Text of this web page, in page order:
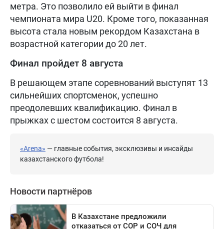
метра. Это позволило ей выйти в финал
чемпионата мира U20. Кроме того, показанная
высота стала новым рекордом Казахстана в
возрастной категории до 20 лет.
Финал пройдет 8 августа
В решающем этапе соревнований выступят 13
сильнейших спортсменок, успешно
преодолевших квалификацию. Финал в
прыжках с шестом состоится 8 августа.
«Arena» — главные события, эксклюзивы и инсайды
казахстанского футбола!